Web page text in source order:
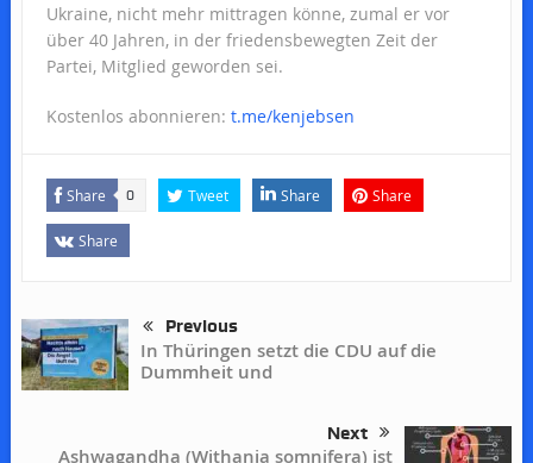
Ukraine, nicht mehr mittragen könne, zumal er vor
über 40 Jahren, in der friedensbewegten Zeit der
Partei, Mitglied geworden sei.
Kostenlos abonnieren: t.me/kenjebsen
Share 0 Tweet Share Share
Share
Previous
In Thüringen setzt die CDU auf die
Dummheit und
Next
Ashwagandha (Withania somnifera) ist